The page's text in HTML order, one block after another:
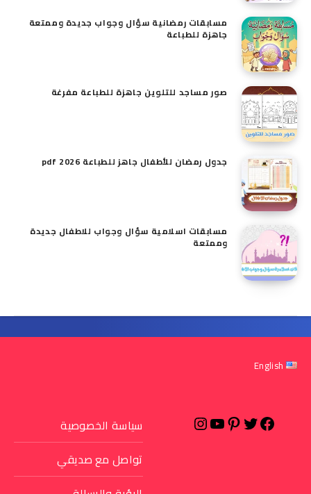
مسابقات رمضانية سؤال وجواب جديدة وممتعة
جاهزة للطباعة
صور مساجد للتلوين جاهزة للطباعة مفرغة
جدول رمضان للأطفال جاهز للطباعة pdf 2026
مسابقات اسلامية سؤال وجواب للاطفال​ جديدة
وممتعة
English
سياسة الخصوصية
تواصل مع صديقي